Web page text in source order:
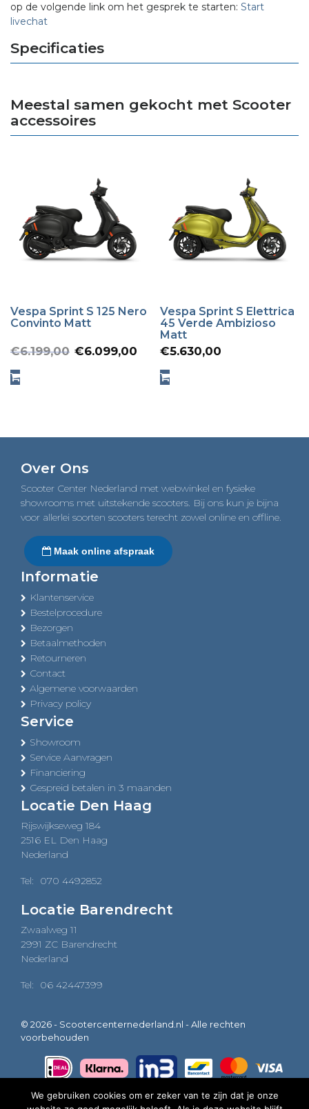
op de volgende link om het gesprek te starten: Start
livechat
Specificaties
Meestal samen gekocht met Scooter
accessoires
Vespa Sprint S 125 Nero
Convinto Matt
€6.199,00 Oorspronkelijke
€6.099,00
Huidige
prijs
Vespa Sprint S Elettrica
45 Verde Ambizioso
Matt
€5.630,00
Over Ons
Scooter Center Nederland met webwinkel en fysieke
showrooms met uitstekende scooters. Bij ons kun je bijna
voor allerlei soorten scooters terecht zowel online en offline.
Maak online afspraak
Informatie
Klantenservice
Bestelprocedure
Bezorgen
Betaalmethoden
Retourneren
Contact
Algemene voorwaarden
Privacy policy
Service
Showroom
Service Aanvragen
Financiering
Gespreid betalen in 3 maanden
Locatie Den Haag
Rijswijkseweg 184
2516 EL Den Haag
Nederland
Tel: 070 4492852
Locatie Barendrecht
Zwaalweg 11
2991 ZC Barendrecht
Nederland
Tel: 06 42447399
© 2026 - Scootercenternederland.nl - Alle rechten
voorbehouden
We gebruiken cookies om er zeker van te zijn dat je onze